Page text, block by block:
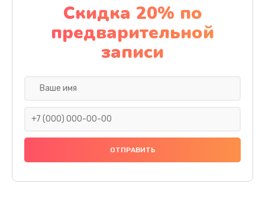
Ремонт платы питания
1900 руб.
Заказать
Замена дисплея (экрана)
Замена / ремонт инфракрасного датчика
Скидка 20% по
предварительной
записи